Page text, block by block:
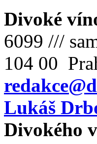
Divoké
6099 ///
104 00
Lukáš
Divokého